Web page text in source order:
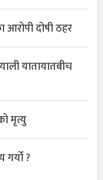
आरोपी दोषी ठहर
यातायातबीच
मृत्यु
?